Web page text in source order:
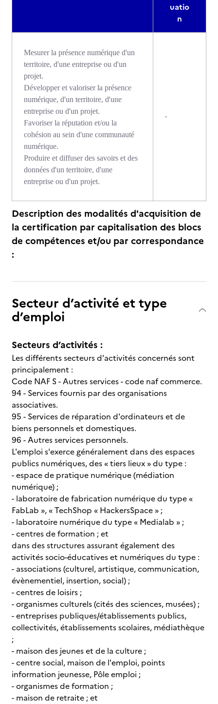
uatio
n
Mesurer la présence numérique d'un
territoire, d'une entreprise ou d'un
projet.
Développer et valoriser la présence
numérique, d'un territoire, d'une
entreprise ou d'un projet.
Favoriser la réputation et/ou la
cohésion au sein d'une communauté
numérique.
Produire et diffuser des savoirs et des
données d'un territoire, d'une
entreprise ou d'un projet.
-
Description des modalités d'acquisition de
la certification par capitalisation des blocs
de compétences et/ou par correspondance
:
Secteur d’activité et type
d’emploi
Secteurs d’activités :
Les différents secteurs d'activités concernés sont
principalement :
Code NAF S - Autres services - code naf commerce.
94 - Services fournis par des organisations
associatives.
95 - Services de réparation d'ordinateurs et de
biens personnels et domestiques.
96 - Autres services personnels.
L'emploi s'exerce généralement dans des espaces
publics numériques, des « tiers lieux » du type :
- espace de pratique numérique (médiation
numérique) ;
- laboratoire de fabrication numérique du type «
FabLab », « TechShop « HackersSpace » ;
- laboratoire numérique du type « Medialab » ;
- centres de formation ; et
dans des structures assurant également des
activités socio-éducatives et numériques du type :
- associations (culturel, artistique, communication,
évènementiel, insertion, social) ;
- centres de loisirs ;
- organismes culturels (cités des sciences, musées) ;
- entreprises publiques/établissements publics,
collectivités, établissements scolaires, médiathèque
;
- maison des jeunes et de la culture ;
- centre social, maison de l'emploi, points
information jeunesse, Pôle emploi ;
- organismes de formation ;
- maison de retraite ; et